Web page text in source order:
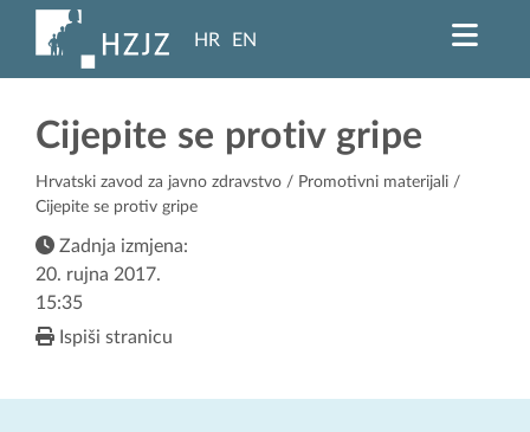
HR EN
Cijepite se protiv gripe
Hrvatski zavod za javno zdravstvo / Promotivni materijali /
Cijepite se protiv gripe
Zadnja izmjena:
20. rujna 2017.
15:35
Ispiši stranicu